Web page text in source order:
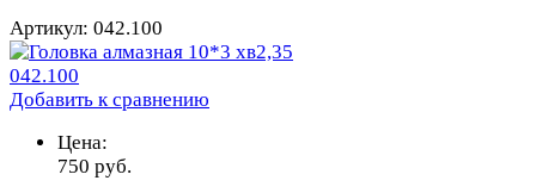
Артикул: 042.100
Добавить к сравнению
Цена:
750 руб.